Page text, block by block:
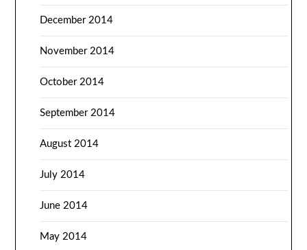
December 2014
November 2014
October 2014
September 2014
August 2014
July 2014
June 2014
May 2014